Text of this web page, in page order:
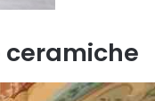
ceramiche